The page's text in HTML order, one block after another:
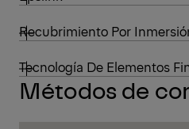
Recubrimiento Por
Tecnología De Elementos
Métodos de